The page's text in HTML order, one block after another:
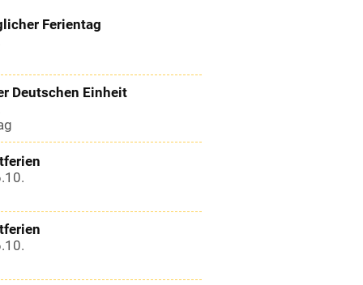
Ferientag
Deutschen Einheit